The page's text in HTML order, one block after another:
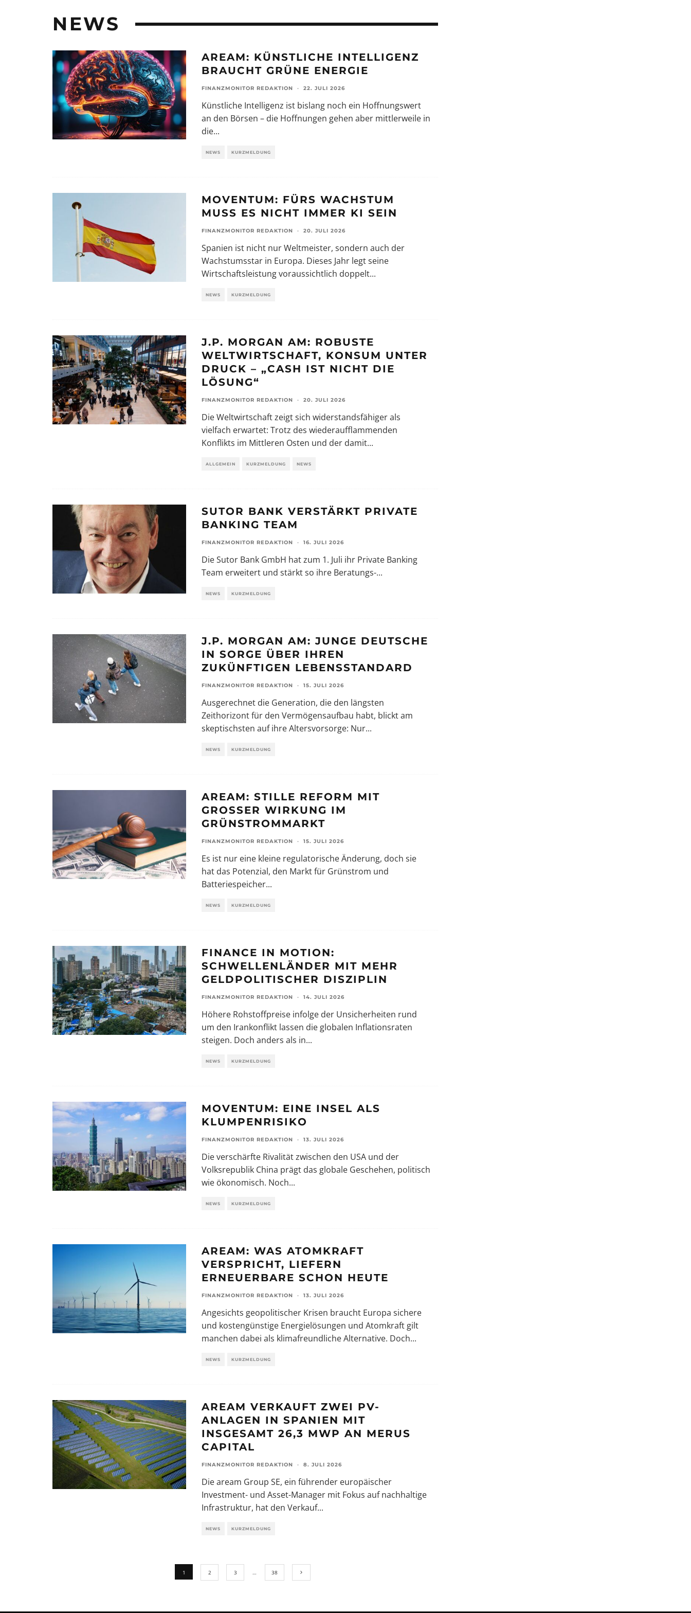
NEWS
AREAM: KÜNSTLICHE INTELLIGENZ
BRAUCHT GRÜNE ENERGIE
FINANZMONITOR REDAKTION · 22. JULI 2026
Künstliche Intelligenz ist bislang noch ein Hoffnungswert
an den Börsen – die Hoffnungen gehen aber mittlerweile in
die...
NEWS KURZMELDUNG
MOVENTUM: FÜRS WACHSTUM
MUSS ES NICHT IMMER KI SEIN
FINANZMONITOR REDAKTION · 20. JULI 2026
Spanien ist nicht nur Weltmeister, sondern auch der
Wachstumsstar in Europa. Dieses Jahr legt seine
Wirtschaftsleistung voraussichtlich doppelt...
NEWS KURZMELDUNG
J.P. MORGAN AM: ROBUSTE
WELTWIRTSCHAFT, KONSUM UNTER
DRUCK – „CASH IST NICHT DIE
LÖSUNG“
FINANZMONITOR REDAKTION · 20. JULI 2026
Die Weltwirtschaft zeigt sich widerstandsfähiger als
vielfach erwartet: Trotz des wiederaufflammenden
Konflikts im Mittleren Osten und der damit...
ALLGEMEIN KURZMELDUNG NEWS
SUTOR BANK VERSTÄRKT PRIVATE
BANKING TEAM
FINANZMONITOR REDAKTION · 16. JULI 2026
Die Sutor Bank GmbH hat zum 1. Juli ihr Private Banking
Team erweitert und stärkt so ihre Beratungs-...
NEWS KURZMELDUNG
J.P. MORGAN AM: JUNGE DEUTSCHE
IN SORGE ÜBER IHREN
ZUKÜNFTIGEN LEBENSSTANDARD
FINANZMONITOR REDAKTION · 15. JULI 2026
Ausgerechnet die Generation, die den längsten
Zeithorizont für den Vermögensaufbau habt, blickt am
skeptischsten auf ihre Altersvorsorge: Nur...
NEWS KURZMELDUNG
AREAM: STILLE REFORM MIT
GROSSER WIRKUNG IM G
RÜNSTROMMARKT
FINANZMONITOR REDAKTION · 15. JULI 2026
Es ist nur eine kleine regulatorische Änderung, doch sie
hat das Potenzial, den Markt für Grünstrom und
Batteriespeicher...
NEWS KURZMELDUNG
FINANCE IN MOTION:
SCHWELLENLÄNDER MIT MEHR
GELDPOLITISCHER DISZIPLIN
FINANZMONITOR REDAKTION · 14. JULI 2026
Höhere Rohstoffpreise infolge der Unsicherheiten rund
um den Irankonflikt lassen die globalen Inflationsraten
steigen. Doch anders als in...
NEWS KURZMELDUNG
MOVENTUM: EINE INSEL ALS
KLUMPENRISIKO
FINANZMONITOR REDAKTION · 13. JULI 2026
Die verschärfte Rivalität zwischen den USA und der
Volksrepublik China prägt das globale Geschehen, politisch
wie ökonomisch. Noch...
NEWS KURZMELDUNG
AREAM: WAS ATOMKRAFT
VERSPRICHT, LIEFERN
ERNEUERBARE SCHON HEUTE
FINANZMONITOR REDAKTION · 13. JULI 2026
Angesichts geopolitischer Krisen braucht Europa sichere
und kostengünstige Energielösungen und Atomkraft gilt
manchen dabei als klimafreundliche Alternative. Doch...
NEWS KURZMELDUNG
AREAM VERKAUFT ZWEI PV-
ANLAGEN IN SPANIEN MIT
INSGESAMT 26,3 MWP AN MERUS
CAPITAL
FINANZMONITOR REDAKTION · 8. JULI 2026
Die aream Group SE, ein führender europäischer
Investment- und Asset-Manager mit Fokus auf nachhaltige
Infrastruktur, hat den Verkauf...
NEWS KURZMELDUNG
1 2 3 … 38